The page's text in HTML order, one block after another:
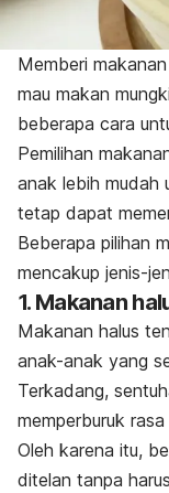
Memberi
mau makan
beberapa cara
Pemilihan
anak lebih mudah
tetap dapat
Beberapa pilihan
mencakup jenis-
1. Makanan
Makanan halus
anak-anak yang
Terkadang,
memperburuk rasa
Oleh karena itu,
ditelan tanpa